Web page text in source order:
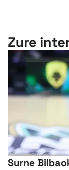
Zure
Surne